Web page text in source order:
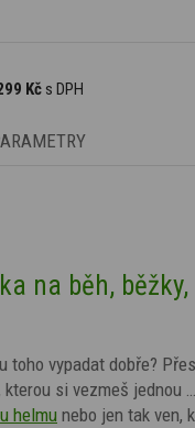
Kčs DPH
na běh,
vypadat dobře?
si vezmeš
helmu nebo jen tak ven,